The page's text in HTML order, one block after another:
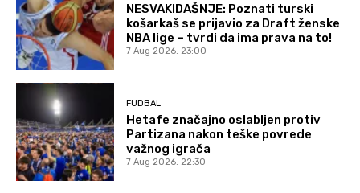
NESVAKIDAŠNJE: Poznati turski
košarkaš se prijavio za Draft ženske
NBA lige – tvrdi da ima prava na to!
7 Aug 2026. 23:00
FUDBAL
Hetafe značajno oslabljen protiv
Partizana nakon teške povrede
važnog igrača
7 Aug 2026. 22:30